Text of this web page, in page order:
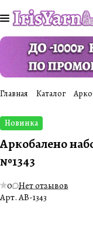
Главная Каталог
Новинка
Аркобалено
№1343
0 Нет отзывов
Арт.AB-1343